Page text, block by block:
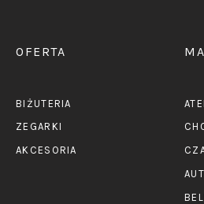
OFERTA
BIŻUTERIA
ZEGARKI
AKCESORIA